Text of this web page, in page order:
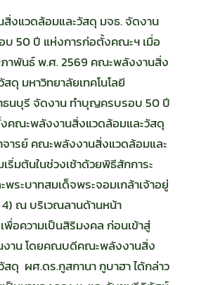
งแวดล้อมและวัสดุ มจธ. จัดงาน
50 ปี แห่งการก่อตั้งคณะฯ เมื่อ
าพันธ์ พ.ศ. 2569 คณะพลังงานสิ่ง
ดุ มหาวิทยาลัยเทคโนโลยี
ธนบุรี จัดงาน ทำบุญครบรอบ 50 ปี
คณะพลังงานสิ่งแวดล้อมและวัสดุ
ารย์ คณะพลังงานสิ่งแวดล้อมและ
ริ่มต้นในช่วงเช้าด้วยพิธีสักการะ
ระบาทสมเด็จพระจอมเกล้าเจ้าอยู่
4) ณ บริเวณลานด้านหน้า
พื่อความเป็นสิริมงคล ก่อนเข้าสู่
งาน โดยคณบดีคณะพลังงานสิ่ง
สดุ ผศ.ดร.กูสกานา กูบาฮา ได้กล่าว